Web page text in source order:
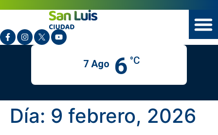
7 Ago 6 °C
Día: 9 febrero, 2026